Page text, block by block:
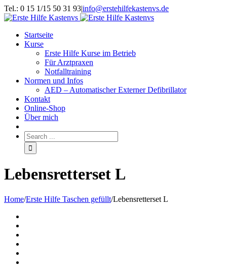
Tel.: 0 15 1/15 50 31 93|info@erstehilfekastenvs.de
Startseite
Kurse
Erste Hilfe Kurse im Betrieb
Für Arztpraxen
Notfalltraining
Normen und Infos
AED – Automatischer Externer Defibrillator
Kontakt
Online-Shop
Über mich
Lebensretterset L
Home/Erste Hilfe Taschen gefüllt/Lebensretterset L